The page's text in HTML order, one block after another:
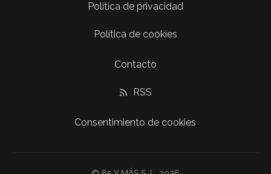
Política de privacidad
Política de cookies
Contacto
RSS
Consentimiento de cookies